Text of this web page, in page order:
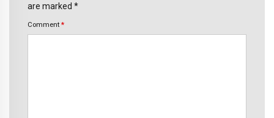
are marked *
Comment *